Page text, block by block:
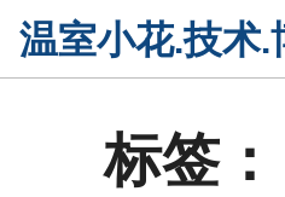
温室小花.技术.
标签：